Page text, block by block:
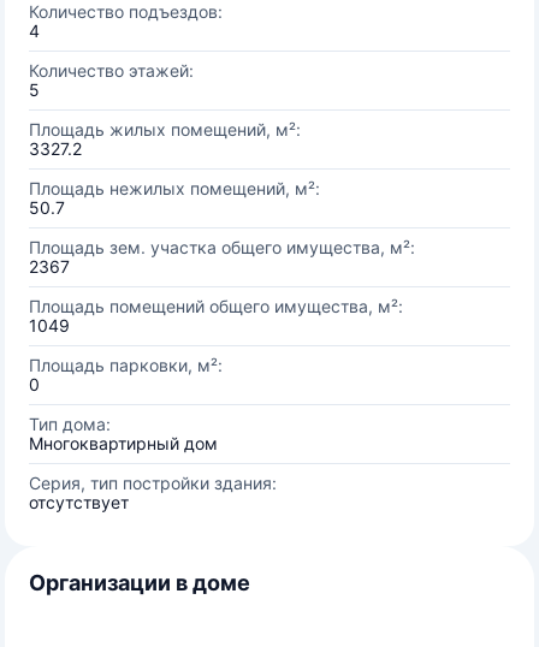
Количество подъездов:
4
Количество этажей:
5
Площадь жилых помещений, м²:
3327.2
Площадь нежилых помещений, м²:
50.7
Площадь зем. участка общего имущества, м²:
2367
Площадь помещений общего имущества, м²:
1049
Площадь парковки, м²:
0
Тип дома:
Многоквартирный дом
Серия, тип постройки здания:
отсутствует
Организации в доме